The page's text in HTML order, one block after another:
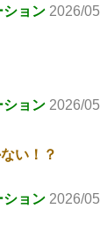
ション 2026/
ション 2026/
い！？
ション 2026/